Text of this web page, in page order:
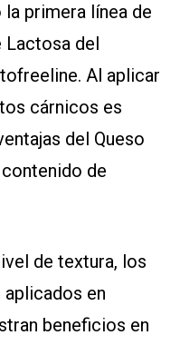
primera línea de
Lactosa del
Al aplicar
cárnicos es
del Queso
de
de textura, los
en
beneficios en